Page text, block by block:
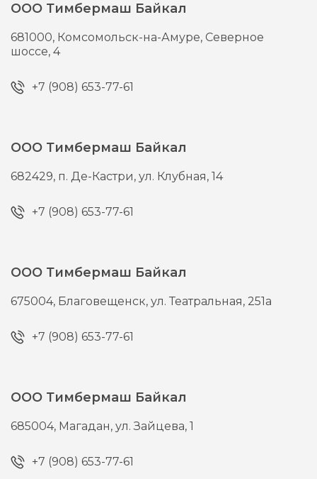
ООО Тимбермаш Байкал
681000, Комсомольск-на-Амуре, Северное
шоссе, 4
+7 (908) 653-77-61
ООО Тимбермаш Байкал
682429, п. Де-Кастри,ул. Клубная, 14
+7 (908) 653-77-61
ООО Тимбермаш Байкал
675004, Благовещенск,ул. Театральная, 251а
+7 (908) 653-77-61
ООО Тимбермаш Байкал
685004, Магадан,ул. Зайцева, 1
+7 (908) 653-77-61